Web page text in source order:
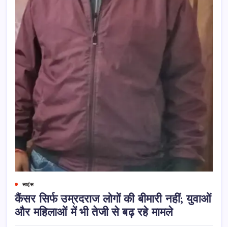
साइंस
कैंसर सिर्फ उम्रदराज लोगों की बीमारी नहीं; युवाओं
और महिलाओं में भी तेजी से बढ़ रहे मामले